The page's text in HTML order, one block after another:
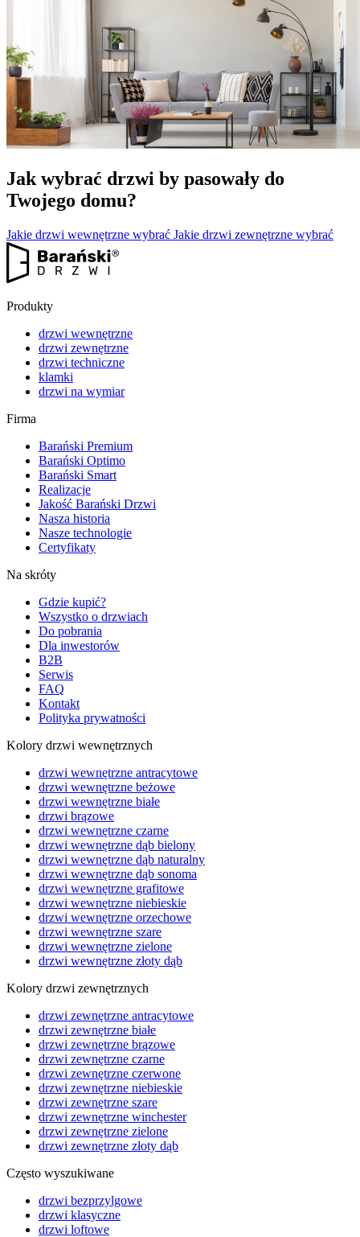
Jak wybrać drzwi by pasowały do
Twojego domu?
Jakie drzwi wewnętrzne wybrać Jakie drzwi zewnętrzne wybrać
Produkty
drzwi wewnętrzne
drzwi zewnętrzne
drzwi techniczne
klamki
drzwi na wymiar
Firma
Barański Premium
Barański Optimo
Barański Smart
Realizacje
Jakość Barański Drzwi
Nasza historia
Nasze technologie
Certyfikaty
Na skróty
Gdzie kupić?
Wszystko o drzwiach
Do pobrania
Dla inwestorów
B2B
Serwis
FAQ
Kontakt
Polityka prywatności
Kolory drzwi wewnętrznych
drzwi wewnętrzne antracytowe
drzwi wewnętrzne beżowe
drzwi wewnętrzne białe
drzwi brązowe
drzwi wewnętrzne czarne
drzwi wewnętrzne dąb bielony
drzwi wewnętrzne dąb naturalny
drzwi wewnętrzne dąb sonoma
drzwi wewnętrzne grafitowe
drzwi wewnętrzne niebieskie
drzwi wewnętrzne orzechowe
drzwi wewnętrzne szare
drzwi wewnętrzne zielone
drzwi wewnętrzne złoty dąb
Kolory drzwi zewnętrznych
drzwi zewnętrzne antracytowe
drzwi zewnętrzne białe
drzwi zewnętrzne brązowe
drzwi zewnętrzne czarne
drzwi zewnętrzne czerwone
drzwi zewnętrzne niebieskie
drzwi zewnętrzne szare
drzwi zewnętrzne winchester
drzwi zewnętrzne zielone
drzwi zewnętrzne złoty dąb
Często wyszukiwane
drzwi bezprzylgowe
drzwi klasyczne
drzwi loftowe